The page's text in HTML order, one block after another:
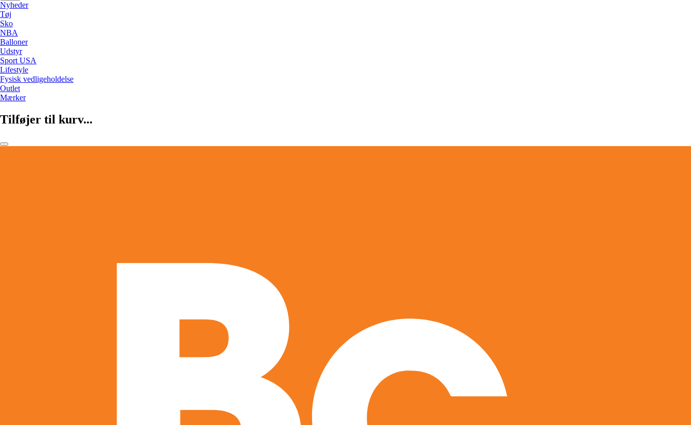
Nyheder
Tøj
Sko
NBA
Balloner
Udstyr
Sport USA
Lifestyle
Fysisk vedligeholdelse
Outlet
Mærker
Tilføjer til kurv...